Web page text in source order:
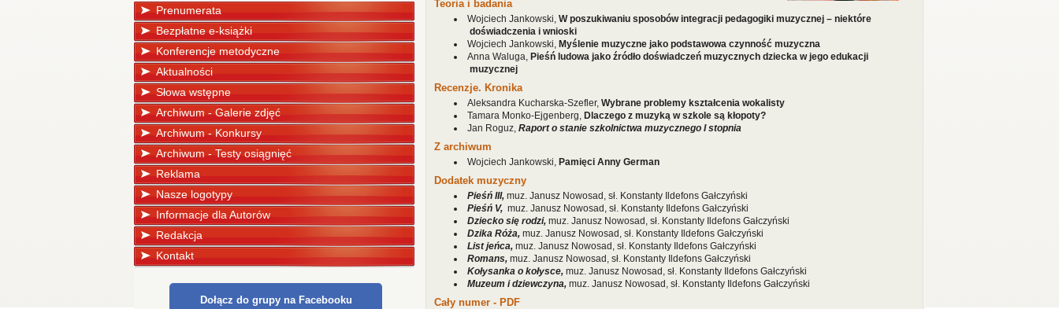
Prenumerata
Bezpłatne e-książki
Konferencje metodyczne
Aktualności
Słowa wstępne
Archiwum - Galerie zdjęć
Archiwum - Konkursy
Archiwum - Testy osiągnięć
Reklama
Nasze logotypy
Informacje dla Autorów
Redakcja
Kontakt
Dołącz do grupy na Facebooku
Teoria i badania
Wojciech Jankowski, W poszukiwaniu sposobów integracji pedagogiki muzycznej – niektóre
doświadczenia i wnioski
Wojciech Jankowski,Myślenie muzyczne jako podstawowa czynność muzyczna
Anna Waluga,Pieśń ludowa jako źródło doświadczeń muzycznych dziecka w jego edukacji
muzycznej
Recenzje. Kronika
Aleksandra Kucharska-Szefler,Wybrane problemy kształcenia wokalisty
Tamara Monko-Ejgenberg,Dlaczego z muzyką w szkole są kłopoty?
Jan Roguz,Raport o stanie szkolnictwa muzycznego I stopnia
Z archiwum
Wojciech Jankowski,Pamięci Anny German
Dodatek muzyczny
Pieśń III, muz. Janusz Nowosad, sł. Konstanty Ildefons Gałczyński
Pieśń V, muz. Janusz Nowosad, sł. Konstanty Ildefons Gałczyński
Dziecko się rodzi, muz. Janusz Nowosad, sł. Konstanty Ildefons Gałczyński
Dzika Róża, muz. Janusz Nowosad, sł. Konstanty Ildefons Gałczyński
List jeńca, muz. Janusz Nowosad, sł. Konstanty Ildefons Gałczyński
Romans, muz. Janusz Nowosad, sł. Konstanty Ildefons Gałczyński
Kołysanka o kołysce, muz. Janusz Nowosad, sł. Konstanty Ildefons Gałczyński
Muzeum i dziewczyna, muz. Janusz Nowosad, sł. Konstanty Ildefons Gałczyński
Cały numer - PDF